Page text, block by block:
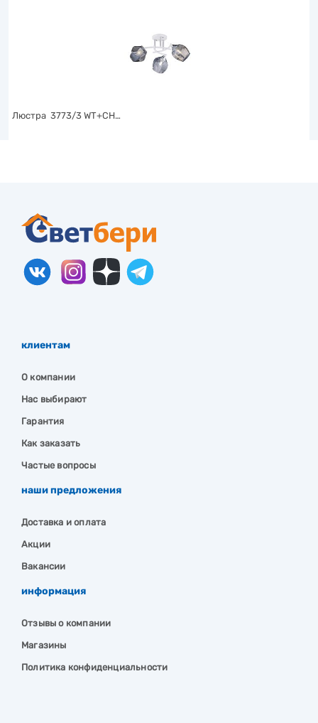
Люстра 3773/3 WT+CH…
клиентам
О компании
Нас выбирают
Гарантия
Как заказать
Частые вопросы
наши предложения
Доставка и оплата
Акции
Вакансии
информация
Отзывы о компании
Магазины
Политика конфиденциальности